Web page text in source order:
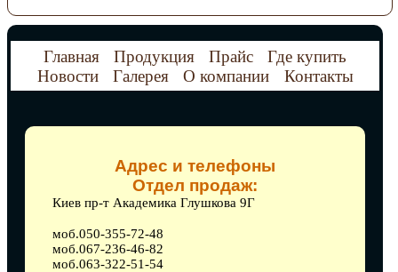
Главная Продукция Прайс
Где купить
Новости
Галерея О компании Контакты
Адрес и телефоны
Отдел продаж:
Киев пр-т Академика Глушкова 9Г
моб.050-355-72-48
моб.067-236-46-82
моб.063-322-51-54